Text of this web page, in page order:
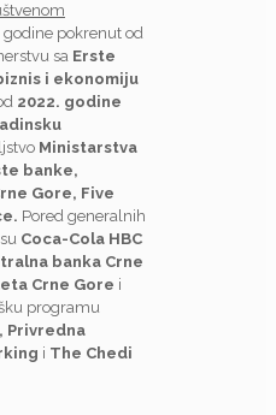
godine pokrenut od
sa Erste
i ekonomiju
2022. godine
Ministarstva
banke,
Gore, Five
Pored generalnih
Coca-Cola HBC
banka Crne
Crne Gore i
programu
Privredna
i The Chedi